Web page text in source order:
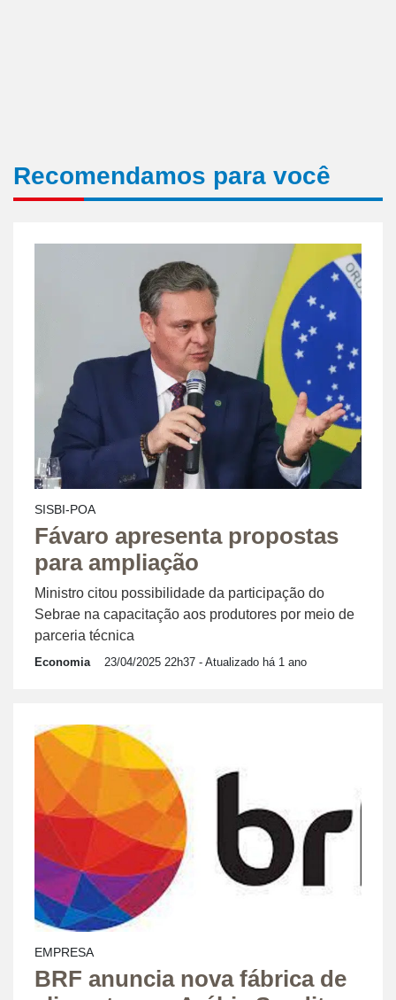
Recomendamos para você
SISBI-POA
Fávaro apresenta propostas
para ampliação
Ministro citou possibilidade da participação do
Sebrae na capacitação aos produtores por meio de
parceria técnica
Economia 23/04/2025 22h37 - Atualizado há 1 ano
EMPRESA
BRF anuncia nova fábrica de